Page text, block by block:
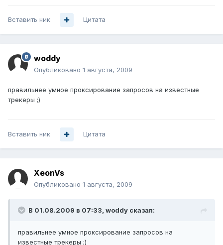
Вставить ник Цитата
woddy
Опубликовано 1 августа, 2009
правильнее умное проксирование запросов на известные
трекеры ;)
Вставить ник Цитата
XeonVs
Опубликовано 1 августа, 2009
В 01.08.2009 в 07:33, woddy сказал:
правильнее умное проксирование запросов на
известные трекеры ;)